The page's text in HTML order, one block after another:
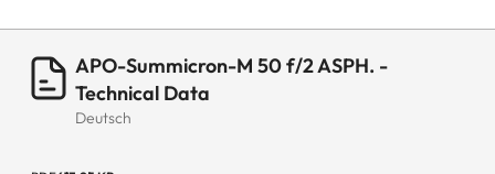
APO-Summicron-M 50 f/2 ASPH. -
Technical Data
Deutsch